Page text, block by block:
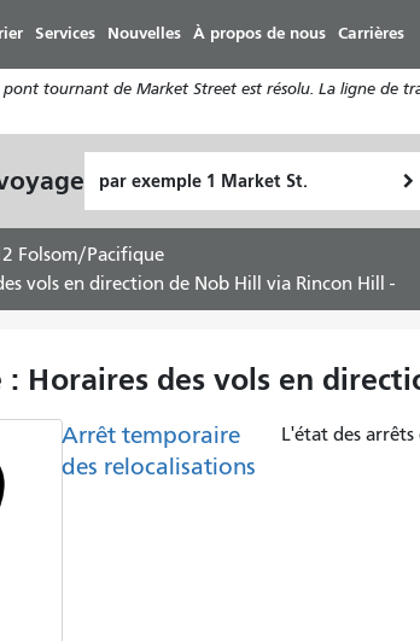
au
Services Nouvelles À propos de nous Carrières
pont tournant de Market Street est résolu. La ligne de
de
départ
Folsom/Pacifique
vols en direction de Nob Hill via Rincon Hill -
: Horaires des vols en
Arrêt temporaire
des relocalisations
L'état des